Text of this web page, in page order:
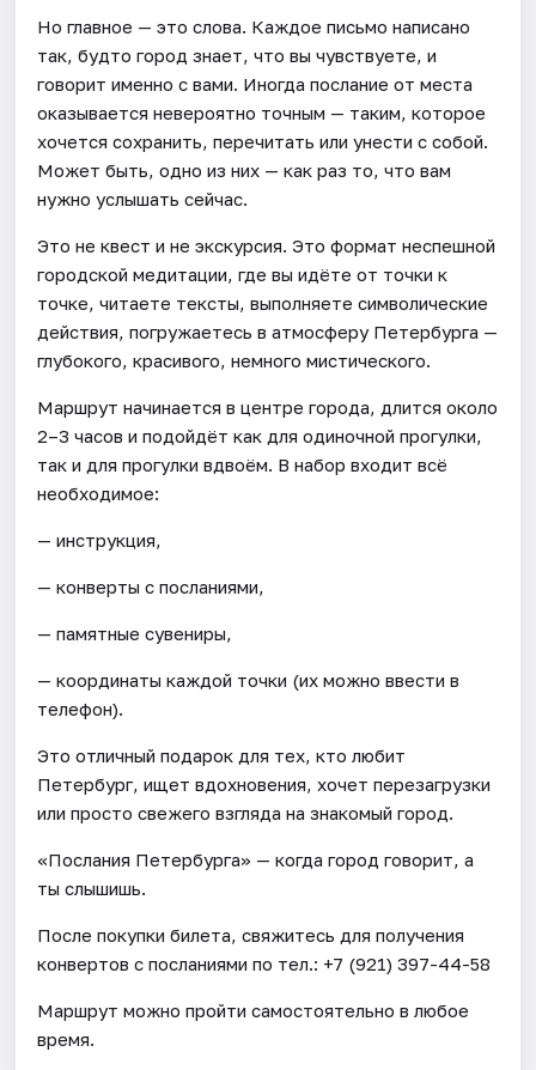
Но главное — это слова. Каждое письмо написано
так, будто город знает, что вы чувствуете, и
говорит именно с вами. Иногда послание от места
оказывается невероятно точным — таким, которое
хочется сохранить, перечитать или унести с собой.
Может быть, одно из них — как раз то, что вам
нужно услышать сейчас.
Это не квест и не экскурсия. Это формат неспешной
городской медитации, где вы идёте от точки к
точке, читаете тексты, выполняете символические
действия, погружаетесь в атмосферу Петербурга —
глубокого, красивого, немного мистического.
Маршрут начинается в центре города, длится около
2–3 часов и подойдёт как для одиночной прогулки,
так и для прогулки вдвоём. В набор входит всё
необходимое:
— инструкция,
— конверты с посланиями,
— памятные сувениры,
— координаты каждой точки (их можно ввести в
телефон).
Это отличный подарок для тех, кто любит
Петербург, ищет вдохновения, хочет перезагрузки
или просто свежего взгляда на знакомый город.
«Послания Петербурга» — когда город говорит, а
ты слышишь.
После покупки билета, свяжитесь для получения
конвертов с посланиями по тел.: +7 (921) 397-44-58
Маршрут можно пройти самостоятельно в любое
время.